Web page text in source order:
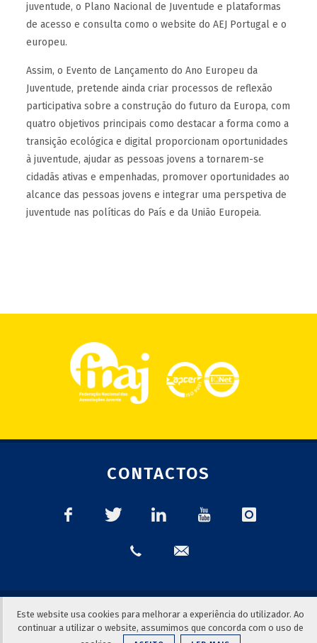
juventude, o Plano Nacional de Juventude e plataformas
de acesso e consulta como o website do AEJ Portugal e o
europeu.
Assim, o Evento de Lançamento do Ano Europeu da
Juventude, pretende ainda criar processos de reflexão
participativa sobre a construção do futuro da Europa, com
quatro objetivos principais como destacar a forma como a
transição ecológica e digital proporcionam oportunidades
à juventude, ajudar as pessoas jovens a tornarem-se
cidadãs ativas e empenhadas, promover oportunidades ao
alcance das pessoas jovens e integrar uma perspetiva de
juventude nas políticas do País e da União Europeia.
CONTACTOS
© 2018 FNAJ | Federação Nacional das Associações Juvenis|
Consultar aPolítica de Privacidade
Este website usa cookies para melhorar a experiência do utilizador. Ao
continuar a utilizar o website, assumimos que concorda com o uso de